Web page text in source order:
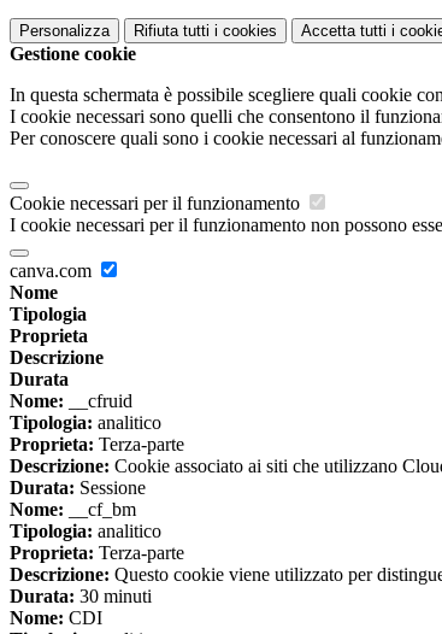
Personalizza Rifiuta tutti i cookies Accetta tutti i
Gestione cookie
In questa schermata è possibile scegliere quali cookie
I cookie necessari sono quelli che consentono il
Per conoscere quali sono i cookie necessari al
Cookie necessari per il funzionamento
I cookie necessari per il funzionamento non possono
canva.com
Nome
Tipologia
Proprieta
Descrizione
Durata
Nome: __cfruid
Tipologia: analitico
Proprieta: Terza-parte
Descrizione: Cookie associato ai siti che utilizzano
Durata: Sessione
Nome: __cf_bm
Tipologia: analitico
Proprieta: Terza-parte
Descrizione: Questo cookie viene utilizzato per
Durata: 30 minuti
Nome: CDI